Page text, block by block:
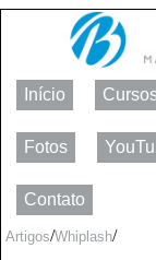
Início
Fotos
Contato
Artigos/Whiplash/